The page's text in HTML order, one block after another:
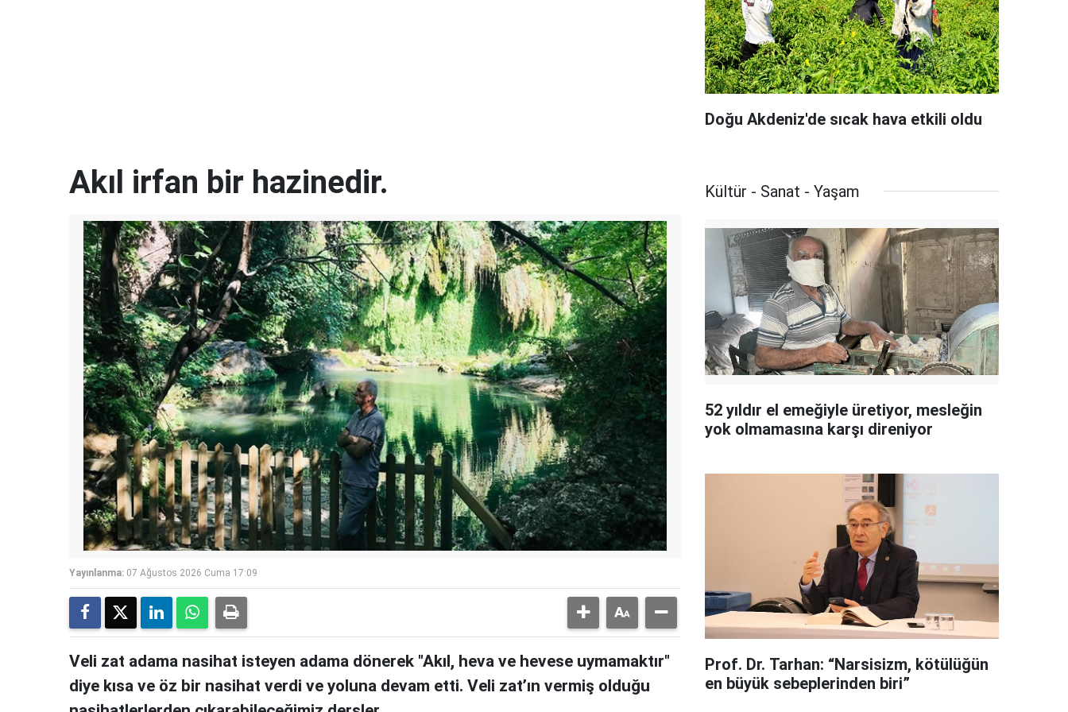
Doğu Akdeniz'de sıcak hava etkili oldu
Akıl irfan bir hazinedir.
Yayınlanma: 07 Ağustos 2026 Cuma 17:09
Veli zat adama nasihat isteyen adama dönerek "Akıl, heva ve hevese uymamaktır"
diye kısa ve öz bir nasihat verdi ve yoluna devam etti. Veli zat’ın vermiş olduğu
Kültür - Sanat - Yaşam
52 yıldır el emeğiyle üretiyor, mesleğin
yok olmamasına karşı direniyor
Prof. Dr. Tarhan: “Narsisizm, kötülüğün
en büyük sebeplerinden biri”